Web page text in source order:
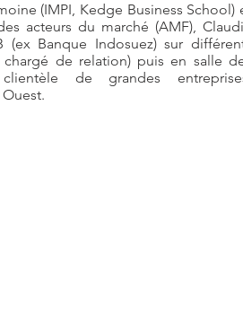
(IMPI, Kedge Business School)
acteurs du marché (AMF),
Banque Indosuez) sur
de relation) puis en salle
de grandes